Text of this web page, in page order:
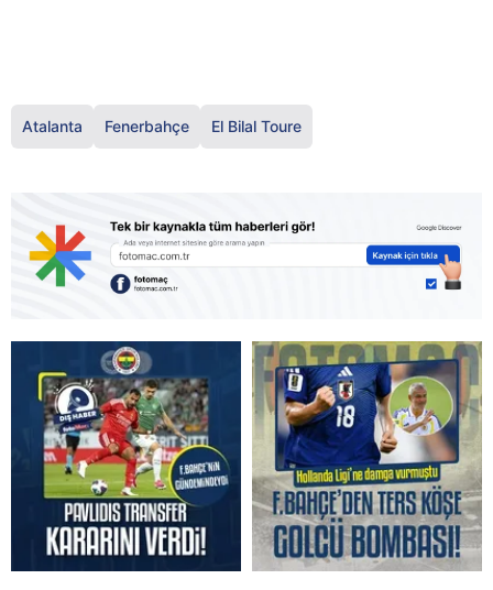
Atalanta Fenerbahçe El Bilal Toure